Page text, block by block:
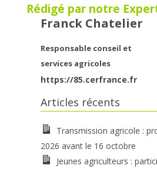
Rédigé par notre
Franck Chatelier
Responsable conseil et
services agricoles
https://85.cerfrance.fr
Articles récents
Transmission agricole :
2026 avant le 16 octobre
Jeunes agriculteurs :